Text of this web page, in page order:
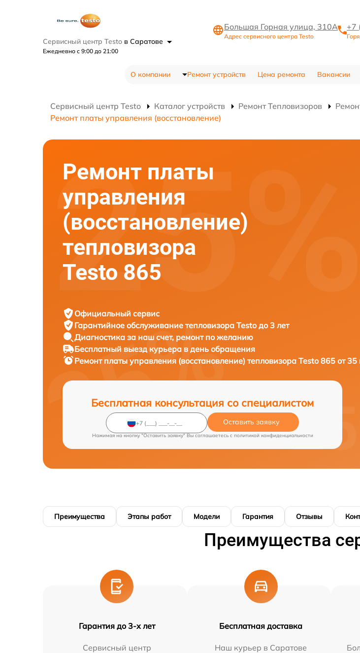
Сервисный центр Testo в Саратове
Ежедневно с 9:00 до 21:00
Большая Горная улица, 310А
Адрес сервисного центра Testo
+7
О компании Ремонт устройств Цена ремонта Вакансии
Сервисный центр Testo Каталог устройств Ремонт Тепловизоров
Ремонт платы управления (восстановление)
Ремонт платы
управления
(восстановление)
тепловизора
Testo 865
Официальный сервис
Гарантийное обслуживание тепловизора Testo до 3 лет
Диагностика за наш счет, ремонт по желанию
Бесплатный выезд курьера в день обращения
Ремонт платы управления (восстановление) тепловизора Testo 865 от 35
Бесплатная консультация со специалистом
Оставить заявку
Нажимая на кнопку "Оставить заявку" Вы соглашаетесь c политикой конфиденциальности
Преимущества Этапы работ Модели Гарантия Отзывы
Преимущества
Гарантия до 3-х лет
Сервисный центр
Бесплатная доставка
Наш курьер в Саратове